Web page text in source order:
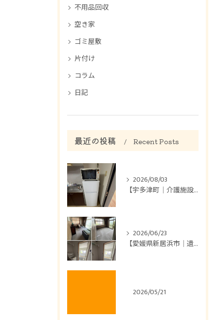
不用品回収
空き家
ゴミ屋敷
片付け
コラム
日記
最近の投稿 Recent Posts
2026/08/03
【宇多津町｜介護施設のお部屋片付け】
2026/06/23
【愛媛県新居浜市｜遺品整理】
2026/05/21